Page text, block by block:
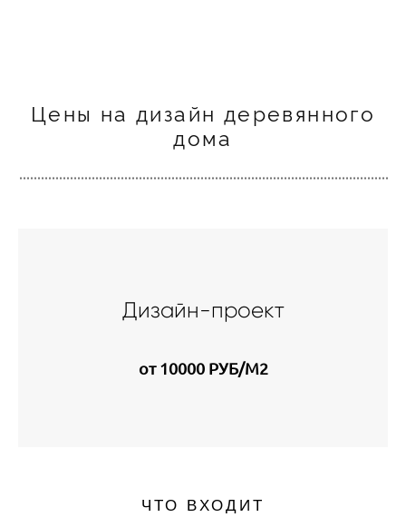
Цены на дизайн деревянного
дома
Дизайн-проект
от 10000 РУБ/М2
ЧТО ВХОДИТ